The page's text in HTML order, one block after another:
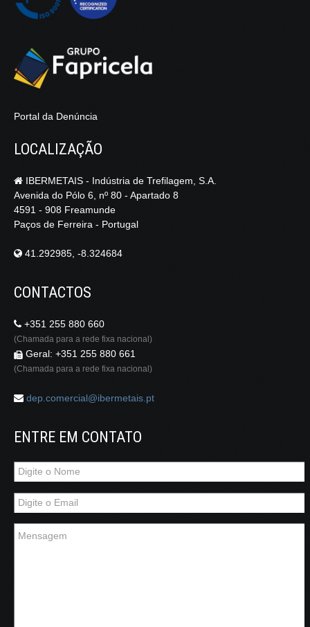
Portal da Denúncia
LOCALIZAÇÃO
IBERMETAIS - Indústria de Trefilagem, S.A.
Avenida do Pólo 6, nº 80 - Apartado 8
4591 - 908 Freamunde
Paços de Ferreira - Portugal
41.292985, -8.324684
CONTACTOS
+351 255 880 660
(Chamada para a rede fixa nacional)
Geral: +351 255 880 661
(Chamada para a rede fixa nacional)
dep.comercial@ibermetais.pt
ENTRE EM CONTATO